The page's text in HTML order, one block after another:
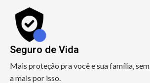
Seguro de Vida
Mais proteção pra você e sua família,
a mais por isso.